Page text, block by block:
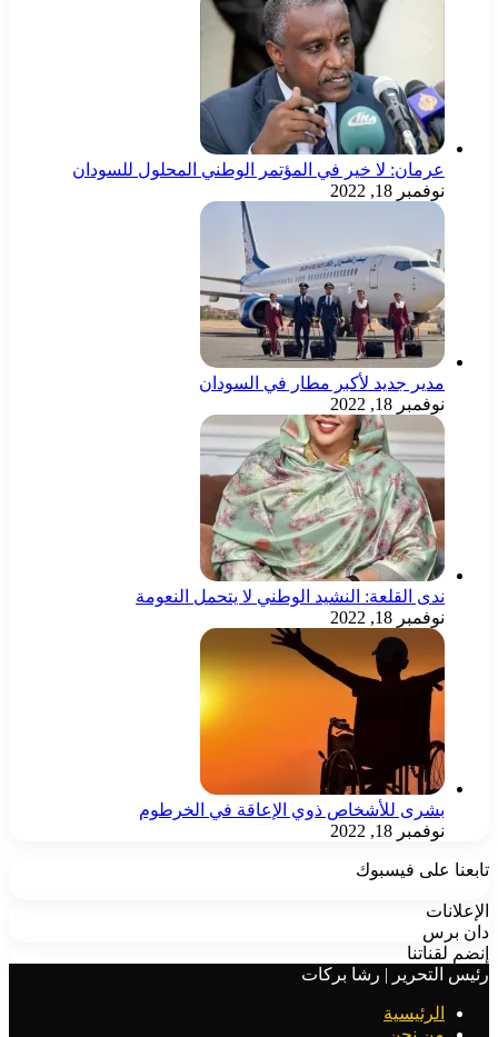
عرمان: لا خير في المؤتمر الوطني المحلول للسودان
نوفمبر 18, 2022
مدير جديد لأكبر مطار في السودان
نوفمبر 18, 2022
ندى القلعة: النشيد الوطني لا يتحمل النعومة
نوفمبر 18, 2022
بشرى للأشخاص ذوي الإعاقة في الخرطوم
نوفمبر 18, 2022
تابعنا على فيسبوك
الإعلانات
دان برس
إنضم لقناتنا
رئيس التحرير | رشا بركات
الرئيسية